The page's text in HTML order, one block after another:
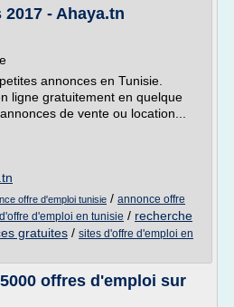
- Ahaya.tn
annonces en Tunisie.
ligne gratuitement en quelque
de vente ou location...
offre d'emploi tunisie / annonce offre
d'emploi en tunisie / recherche
gratuites / sites d'offre d'emploi en
offres d'emploi sur